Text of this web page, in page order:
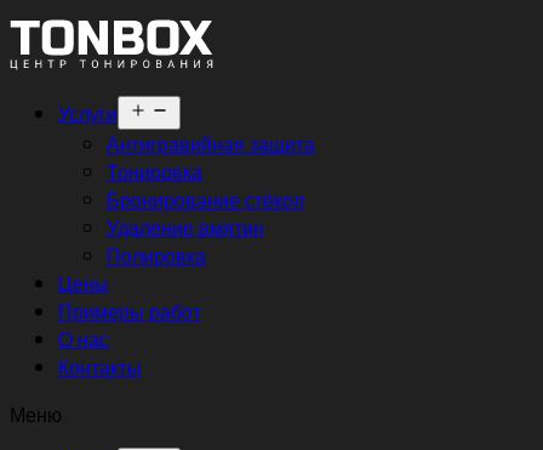
Услуги
меню
Антигравийная защита
Тонировка
Бронирование стёкол
Удаление вмятин
Полировка
Цены
Примеры работ
О нас
Контакты
Меню